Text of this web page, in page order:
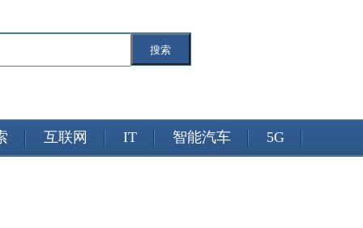
搜索
互联网 IT 智能汽车 5G